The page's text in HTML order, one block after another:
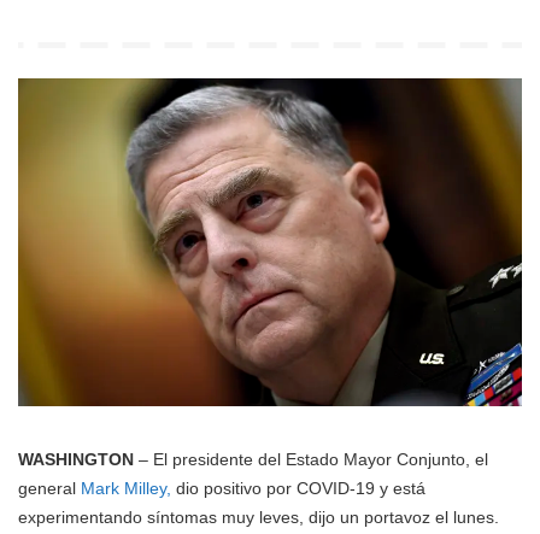
WASHINGTON – El presidente del Estado Mayor Conjunto, el
general Mark Milley, dio positivo por COVID-19 y está
experimentando síntomas muy leves, dijo un portavoz el lunes.